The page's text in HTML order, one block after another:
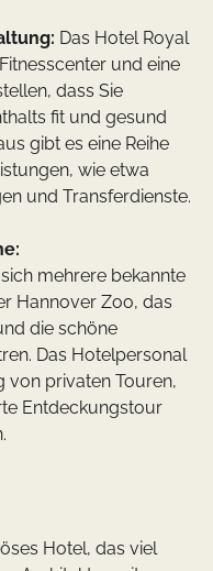
Das Hotel Royal
und eine
dass Sie
fit und gesund
gibt es eine Reihe
wie etwa
und Transferdienste.
mehrere bekannte
Hannover Zoo, das
die schöne
Das Hotelpersonal
von privaten Touren,
Entdeckungstour
Hotel, das viel